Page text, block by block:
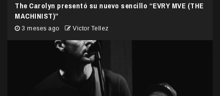
The Carolyn presentó su nuevo sencillo “EVRY MVE (THE
MACHINIST)”
3 meses ago Victor Tellez